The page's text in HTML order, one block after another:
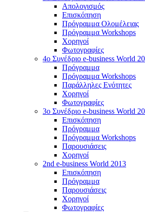
Απολογισμός
Επισκόπηση
Πρόγραμμα Ολομέλειας
Πρόγραμμα Workshops
Χορηγοί
Φωτογραφίες
4o Συνέδριο e-business World
Πρόγραμμα
Πρόγραμμα Workshops
Παράλληλες Ενότητες
Χορηγοί
Φωτογραφίες
3ο Συνέδριο e-business World
Επισκόπηση
Πρόγραμμα
Πρόγραμμα Workshops
Παρουσιάσεις
Χορηγοί
2nd e-business World 2013
Επισκόπηση
Πρόγραμμα
Παρουσιάσεις
Χορηγοί
Φωτογραφίες